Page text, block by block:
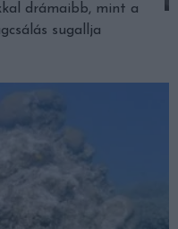
drámaibb, mint a
sugallja